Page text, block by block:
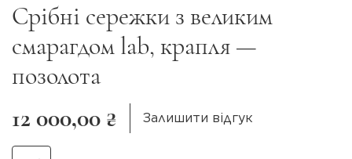
Срібні сережки з великим
смарагдом lab, крапля —
позолота
12 000,00 ₴
Залишити відгук